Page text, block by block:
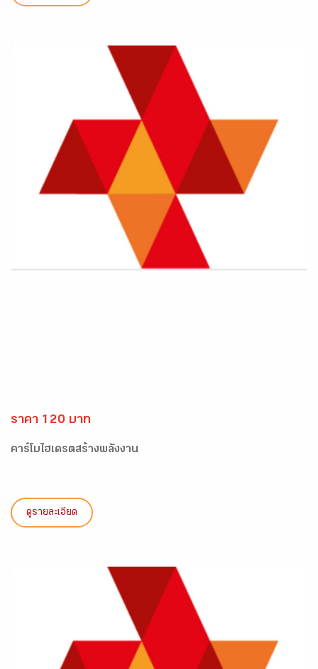
ราคา 120 บาท
คาร์โบไฮเดรตสร้างพลังงาน
ดูรายละเอียด